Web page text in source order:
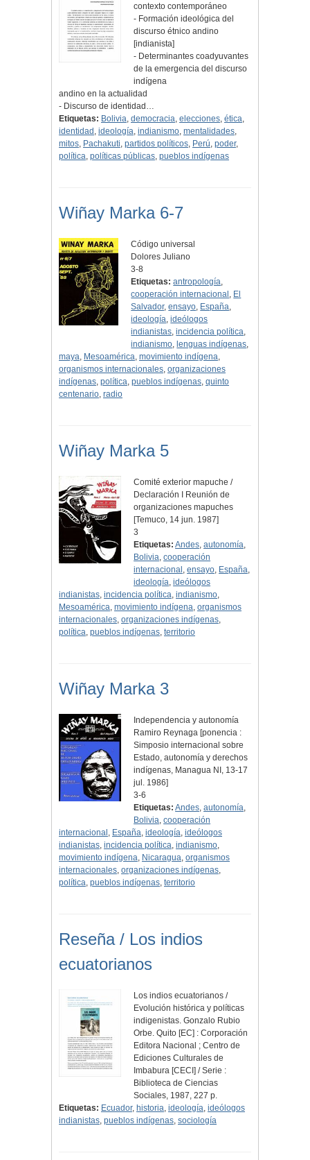
contexto contemporáneo
- Formación ideológica del
discurso étnico andino
[indianista]
- Determinantes coadyuvantes
de la emergencia del discurso
indígena
andino en la actualidad
- Discurso de identidad…
Etiquetas: Bolivia, democracia, elecciones, ética,
identidad , ideología, indianismo, mentalidades,
mitos, Pachakuti, partidos políticos, Perú, poder,
política, políticas públicas, pueblos indígenas
Wiñay Marka 6-7
Código universal
Dolores Juliano
3-8
Etiquetas: antropología,
cooperación internacional , El
Salvador,ensayo, España,
ideología,ideólogos
indianistas,incidencia política,
indianismo, lenguas indígenas,
maya, Mesoamérica, movimiento indígena,
organismos internacionales, organizaciones
indígenas, política, pueblos indígenas, quinto
centenario, radio
Wiñay Marka 5
Comité exterior mapuche /
Declaración I Reunión de
organizaciones mapuches
[Temuco, 14 jun. 1987]
3
Etiquetas: Andes,autonomía,
Bolivia,cooperación
internacional ,ensayo, España,
ideología,ideólogos
indianistas, incidencia política, indianismo,
Mesoamérica, movimiento indígena, organismos
internacionales, organizaciones indígenas,
política, pueblos indígenas, territorio
Wiñay Marka 3
Independencia y autonomía
Ramiro Reynaga [ponencia :
Simposio internacional sobre
Estado, autonomía y derechos
indígenas, Managua NI, 13-17
jul. 1986]
3-6
Etiquetas: Andes,autonomía,
Bolivia,cooperación
internacional , España, ideología, ideólogos
indianistas, incidencia política, indianismo,
movimiento indígena, Nicaragua, organismos
internacionales, organizaciones indígenas,
política, pueblos indígenas, territorio
Reseña / Los indios
ecuatorianos
Los indios ecuatorianos /
Evolución histórica y políticas
indigenistas. Gonzalo Rubio
Orbe. Quito [EC] : Corporación
Editora Nacional ; Centro de
Ediciones Culturales de
Imbabura [CECI] / Serie :
Biblioteca de Ciencias
Sociales, 1987, 227 p.
Etiquetas: Ecuador, historia, ideología, ideólogos
indianistas, pueblos indígenas, sociología